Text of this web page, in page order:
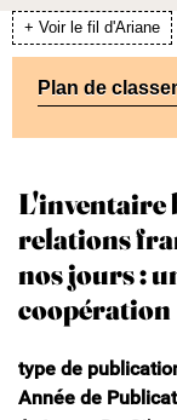
+ Voir le fil d'Ariane
Plan de
L'inventaire
relations
nos jours :
coopération
type de
Année de